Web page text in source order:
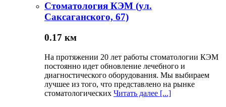
Стоматология КЭМ (ул.
Саксаганского, 67)
0.17 км
На протяжении 20 лет работы стоматологии КЭМ
постоянно идет обновление лечебного и
диагностического оборудования. Мы выбираем
лучшее из того, что представлено на рынке
стоматологических Читать далее [...]